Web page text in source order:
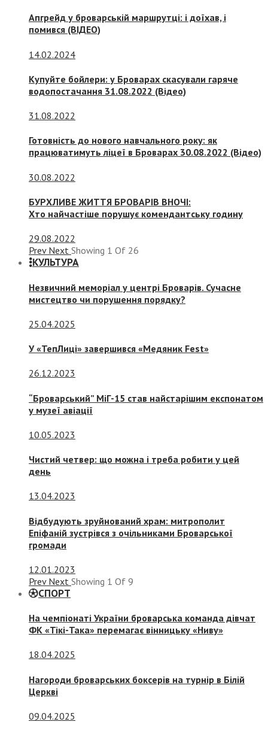
Апгрейд у броварській маршрутці: і доїхав, і
помився (ВІДЕО)
14.02.2024
Купуйте бойлери: у Броварах скасували гаряче
водопостачання 31.08.2022 (Відео)
31.08.2022
Готовність до нового навчального року: як
працюватимуть ліцеї в Броварах 30.08.2022 (Відео)
30.08.2022
БУРХЛИВЕ ЖИТТЯ БРОВАРІВ ВНОЧІ:
Хто найчастіше порушує комендантську годину
29.08.2022
Prev Next Showing 1 Of 26
КУЛЬТУРА
Незвичний меморіал у центрі Броварів. Сучасне
мистецтво чи порушення порядку?
25.04.2025
У «ТепЛиці» завершився «Медяник Fest»
26.12.2023
“Броварський” МіГ-15 став найстарішим експонатом
у музеї авіації
10.05.2023
Чистий четвер: що можна і треба робити у цей
день
13.04.2023
Відбудують зруйнований храм: митрополит
Епіфаній зустрівся з очільниками Броварської
громади
12.01.2023
Prev Next Showing 1 Of 9
СПОРТ
На чемпіонаті України броварська команда дівчат
ФК «Тікі-Така» перемагає вінницьку «Ниву»
18.04.2025
Нагороди броварських боксерів на турнір в Білій
Церкві
09.04.2025